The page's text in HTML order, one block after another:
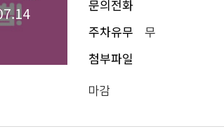
문의전화
주차유무
무
첨부파일
마감